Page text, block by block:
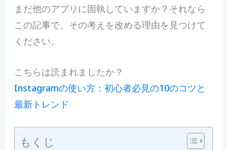
まだ他のアプリに固執していますか？それなら
この記事で、その考えを改める理由を見つけて
ください。
こちらは読まれましたか？
Instagramの使い方：初心者必見の10のコツと
最新トレンド
もくじ